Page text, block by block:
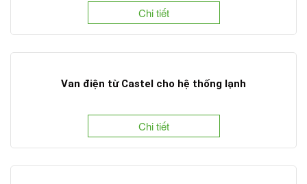
Chi tiết
Van điện từ Castel cho hệ thống lạnh
Chi tiết